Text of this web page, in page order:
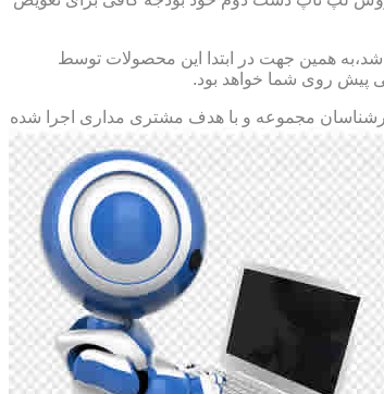
همین جهت در ابتدا این محصولات توسط
پیش روی شما خواهد بود.
مجموعه و با هدف مشتری مداری اجرا شده